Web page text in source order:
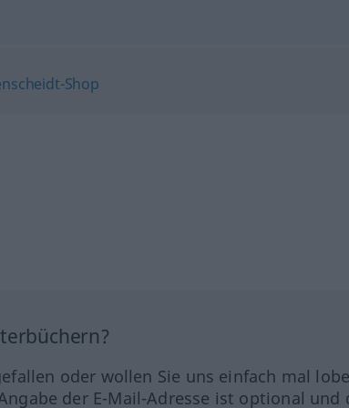
oder wollen Sie uns einfach mal
der E-Mail-Adresse ist optional und